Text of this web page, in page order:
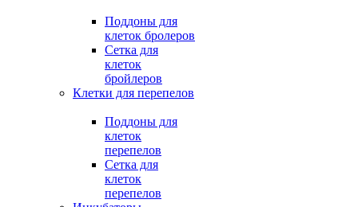
Поддоны для
клеток бролеров
Сетка для
клеток
бройлеров
Клетки для перепелов
Поддоны для
клеток
перепелов
Сетка для
клеток
перепелов